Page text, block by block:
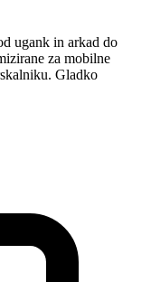
ugank in arkad do
za mobilne
Gladko